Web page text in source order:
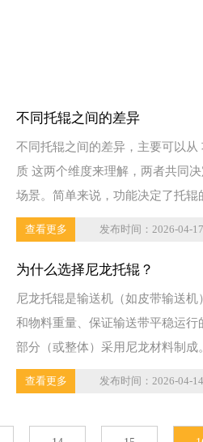
不同托辊之间的差异
不同托辊之间的差异，主要可以从
质 这两个维度来理解，两者共同
场景。简单来说，功能决定了托辊
决定...
查看更多 发布时间：2026-04-17
为什么选择尼龙托辊？
尼龙托辊是输送机（如皮带输送机
和物料重量、保证输送带平稳运行
部分（或整体）采用尼龙材料制成
改变，更...
查看更多 发布时间：2026-04-14